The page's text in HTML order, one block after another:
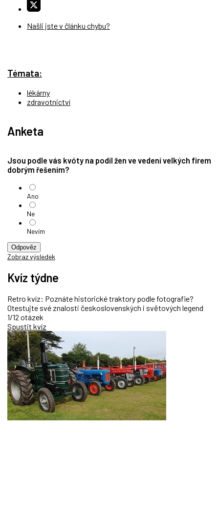
Našli jste v článku chybu?
Témata:
lékárny
zdravotnictví
Anketa
Jsou podle vás kvóty na podíl žen ve vedení velkých firem
dobrým řešením?
Ano
Ne
Nevím
Odpověz
Zobraz výsledek
Kvíz týdne
Retro kvíz: Poznáte historické traktory podle fotografie?
Otestujte své znalosti československých i světových legend
1/12 otázek
Spustit kvíz